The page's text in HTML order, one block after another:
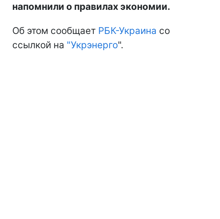
напомнили о правилах экономии.
Об этом сообщает РБК-Украина со
ссылкой на "Укрэнерго".